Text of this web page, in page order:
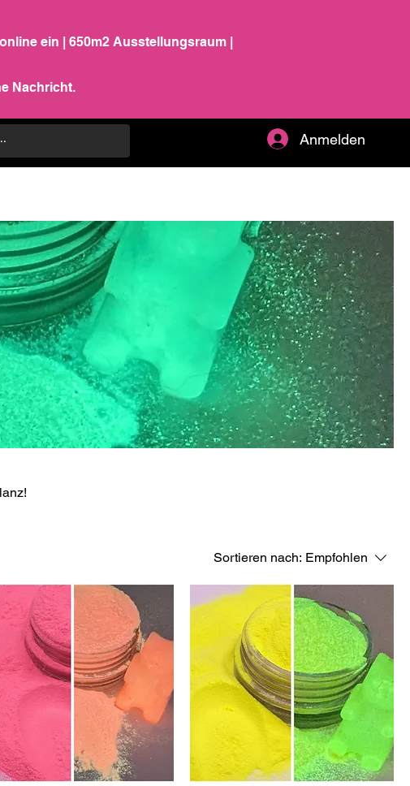
Anmelden
ein | 650m2 Ausstellungsraum |
Nachricht.
Sortieren nach: Empfohlen